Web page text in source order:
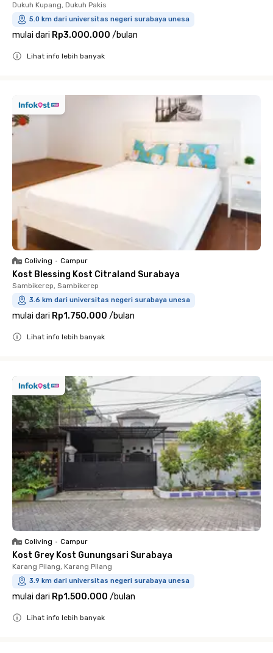
Dukuh Kupang, Dukuh Pakis
5.0 km dari universitas negeri surabaya unesa
mulai dari Rp3.000.000 /bulan
Lihat info lebih banyak
Coliving • Campur
Kost Blessing Kost Citraland Surabaya
Sambikerep, Sambikerep
3.6 km dari universitas negeri surabaya unesa
mulai dari Rp1.750.000 /bulan
Lihat info lebih banyak
Coliving • Campur
Kost Grey Kost Gunungsari Surabaya
Karang Pilang, Karang Pilang
3.9 km dari universitas negeri surabaya unesa
mulai dari Rp1.500.000 /bulan
Lihat info lebih banyak